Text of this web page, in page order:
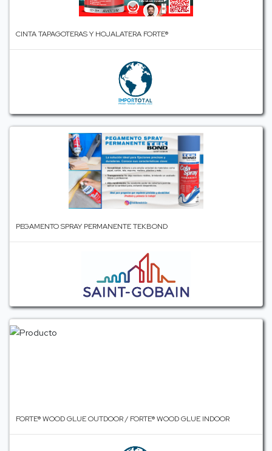
CINTA TAPAGOTERAS Y HOJALATERA FORTE®
PEGAMENTO SPRAY PERMANENTE TEKBOND
FORTE® WOOD GLUE OUTDOOR / FORTE® WOOD GLUE INDOOR